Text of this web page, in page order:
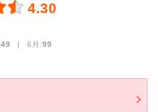
4.30
49 | 6月:99